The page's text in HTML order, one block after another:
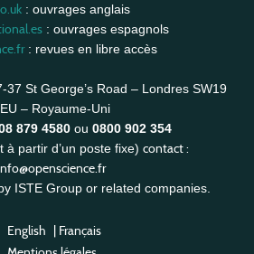
: ouvrages anglais
: ouvrages espagnols
: revues en libre accès
37 St George’s Road – Londres SW19
– Royaume-Uni
879 4580 ou 0800 902 354
à partir d’un poste fixe) contact :
ISTE Group or related companies.
English | Français